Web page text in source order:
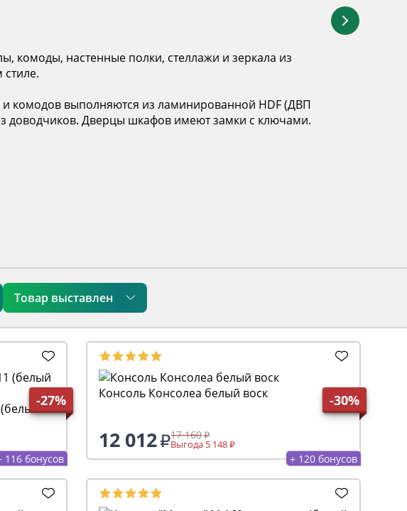
комоды, настенные полки, стеллажи и зеркала из
комодов выполняются из ламинированной HDF(ДВП
Дверцы шкафов имеют замки с ключами.
Товар выставлен
-27%
116 бонусов
-30%
Консоль Консолеа белый воск
12 012 17 160
Выгода 5 148
+ 120 бонусов